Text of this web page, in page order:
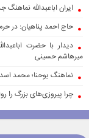
ایران اباعبدالله
حاج احمد پناهیان: در
دیدار با حضرت
میرهاشم حسینی
نماهنگ یوحنا؛ محمد
چرا پیروزی‌های بزرگ را